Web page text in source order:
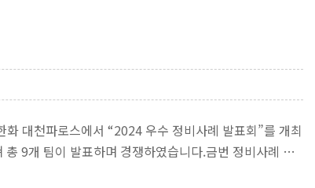
대천파로스에서 “2024 우수 정비사례 발표회”를 개최
9개 팀이 발표하며 경쟁하였습니다.금번 정비사례 발